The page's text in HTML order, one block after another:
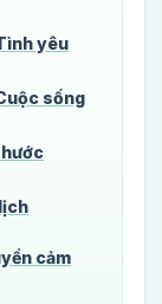
yêu
sống
cảm